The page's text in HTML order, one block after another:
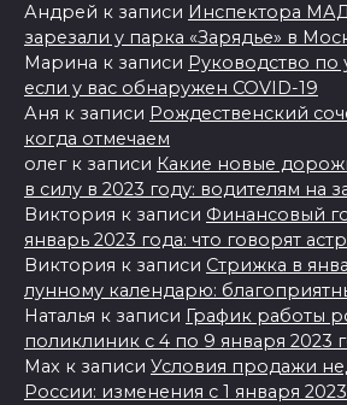
Андрей к записи Инспектора
зарезали у парка «Зарядье» в
Марина к записи Руководство по
если у вас обнаружен COVID-19
Аня к записи Рождественский
когда отмечаем
олегк записи Какие новые
в силу в 2023 году: водителям на
Виктория к записи Финансовый
январь 2023 года: что говорят
Виктория к записи Стрижка в
лунному календарю:
Наталья к записи График работы
поликлиник с 4 по 9 января 2023
Max к записи Условия продажи
России: изменения с 1 января